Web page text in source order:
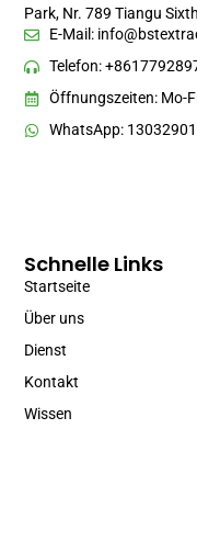
Schnelle Links
Startseite
Über uns
Dienst
Kontakt
Wissen
Park, Nr. 789 Tiangu
E-Mail:
Telefon:
Öffnungszeiten: Mo-
WhatsApp: